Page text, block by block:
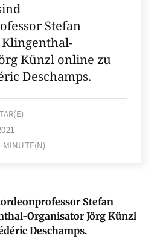
Stefan
Künzl online zu
Deschamps.
MINUTE(N)
Stefan
Organisator Jörg Künzl
Deschamps.